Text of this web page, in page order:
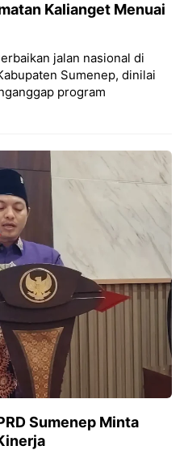
Kalianget Menuai
jalan nasional di
Sumenep, dinilai
program
Sumenep Minta